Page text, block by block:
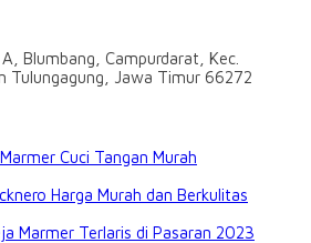
Blumbang, Campurdarat, Kec.
Tulungagung, Jawa Timur 66272
Cuci Tangan Murah
Harga Murah dan Berkulitas
Marmer Terlaris di Pasaran 2023